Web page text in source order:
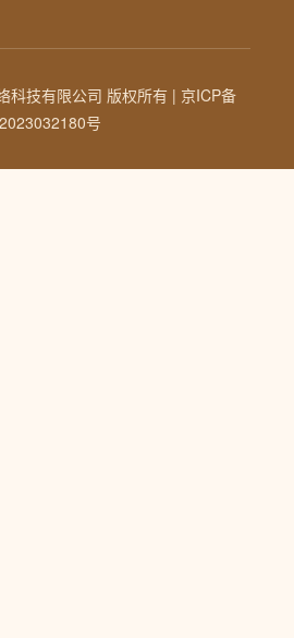
科技有限公司 版权所有 | 京ICP备
2023032180号